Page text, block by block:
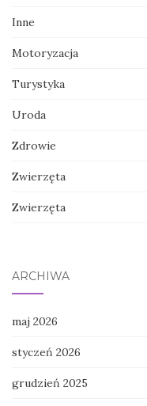
Inne
Motoryzacja
Turystyka
Uroda
Zdrowie
Zwierzęta
Zwierzęta
ARCHIWA
maj 2026
styczeń 2026
grudzień 2025